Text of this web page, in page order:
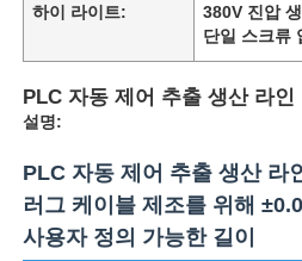
하이 라이트:
380V 진압
단일 스크류
PLC 자동 제어 추출 생산 라인
설명:
PLC 자동 제어 추출 생산 라
러그 케이블 제조를 위해
사용자 정의 가능한 길이